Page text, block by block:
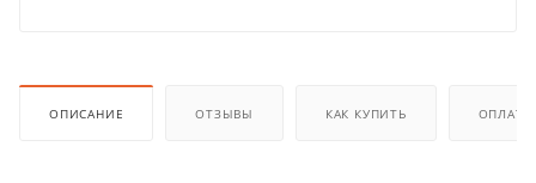
ОПИСАНИЕ ОТЗЫВЫ КАК КУПИТЬ ОПЛАТА